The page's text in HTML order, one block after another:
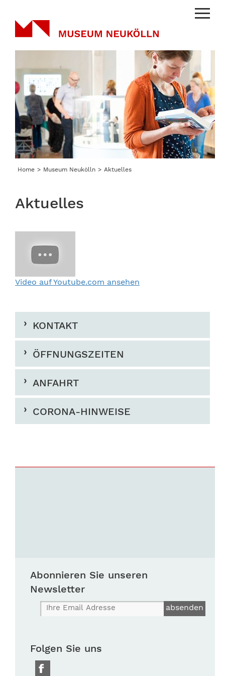
Menu
Home Museum Neukölln Aktuelles
Aktuelles
Video auf Youtube.com ansehen
KONTAKT
ÖFFNUNGSZEITEN
ANFAHRT
CORONA-HINWEISE
Abonnieren Sie unseren
Newsletter
Folgen Sie uns